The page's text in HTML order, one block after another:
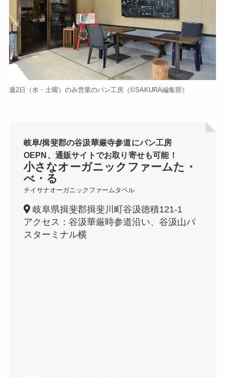
週2日（水・土曜）のみ営業のパン工房（©️SAKURA編集部）
岐阜/揖斐郡の谷汲華厳寺参道にパン工房
OEPN、通販サイトでお取り寄せも可能！
小さなオーガニックファームた・
べ・る
チイサナオーガニックファームタベル
岐阜県揖斐郡揖斐川町谷汲徳積121-1
アクセス：谷汲華厳時参道沿い、谷汲山バ
スターミナル横